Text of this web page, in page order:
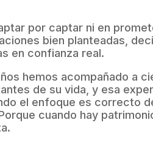
por captar ni en
bien planteadas,
en confianza real.
hemos acompañado a
de su vida, y esa
el enfoque es correcto
cuando hay